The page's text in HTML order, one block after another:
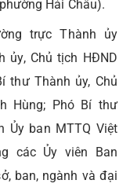
Hải Châu).
trực Thành ủy
ủy, Chủ tịch HĐND
thư Thành ủy, Chủ
Hùng; Phó Bí thư
Ủy ban MTTQ Việt
các Ủy viên Ban
ban, ngành và đại